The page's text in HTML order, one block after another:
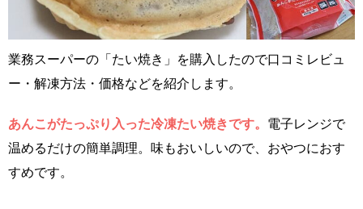
業務スーパーの「たい焼き」を購入したので口コミレビュ
ー・解凍方法・価格などを紹介します。
あんこがたっぷり入った冷凍たい焼きです。 電子レンジで
温めるだけの簡単調理。味もおいしいので、おやつにおす
すめです。